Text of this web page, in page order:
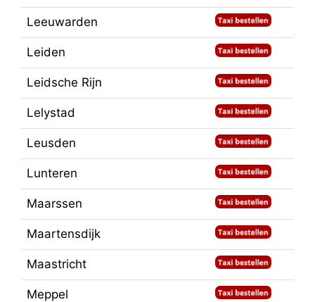
Leeuwarden
Leiden
Leidsche Rijn
Lelystad
Leusden
Lunteren
Maarssen
Maartensdijk
Maastricht
Meppel